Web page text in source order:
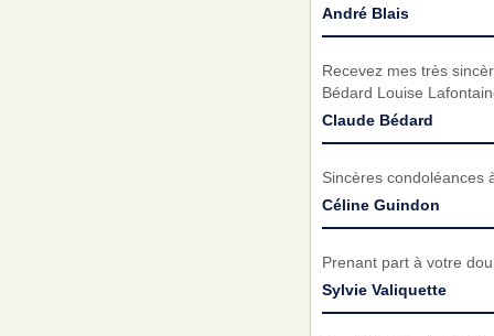
André Blais
Recevez mes très
Bédard Louise
Claude Bédard
Sincères condoléances
Céline Guindon
Prenant part à votre
Sylvie Valiquette